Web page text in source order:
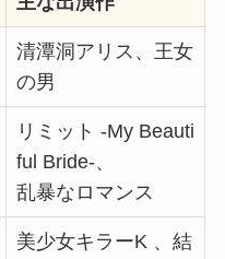
清潭洞アリス、王女
の男
リミット -My Beauti
ful Bride-、
乱暴なロマンス
美少女キラーK 、結